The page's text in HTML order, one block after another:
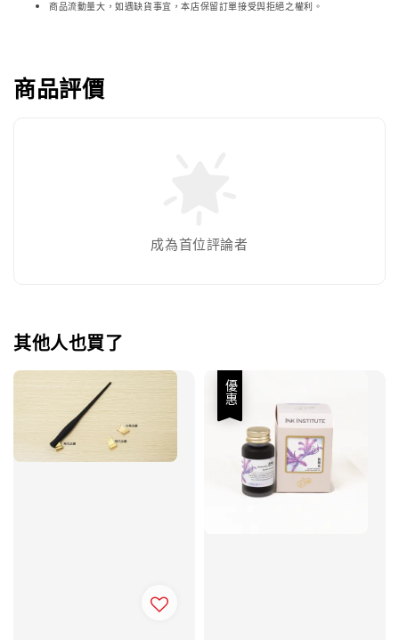
商品流動量大，如遇缺貨事宜，本店保留訂單接受與拒絕之權利。
商品評價
成為首位評論者
其他人也買了
優惠